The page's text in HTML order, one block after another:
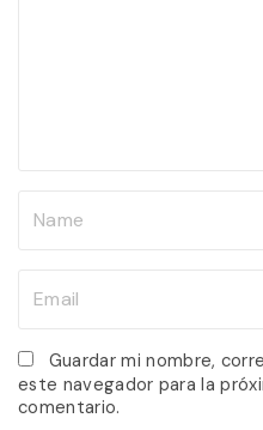
*
a
i
Guardar mi nombre,
este navegador para la
comentario.